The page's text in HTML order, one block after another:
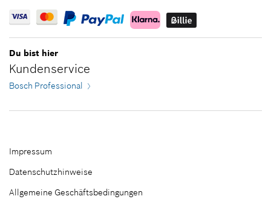
Du bist hier
Kundenservice
Bosch Professional
Impressum
Datenschutzhinweise
Allgemeine Geschäftsbedingungen